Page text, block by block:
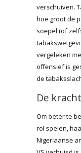
verschuiven.
hoe groot de
soepel (of
vergeleken
offensief is
de
De
Om beter te
rol spelen,
Nigeriaanse